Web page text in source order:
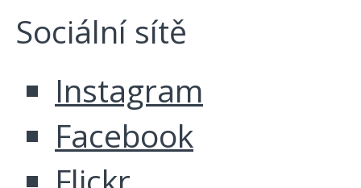
Sociální sítě
Instagram
Facebook